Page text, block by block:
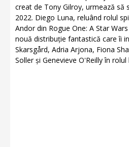
creat de Tony Gilroy, urmează să
2022. Diego Luna, reluând rolul
Andor din Rogue One: A Star
nouă distribuție fantastică care îi
Skarsgård, Adria Arjona, Fiona
Soller și Genevieve O'Reilly în